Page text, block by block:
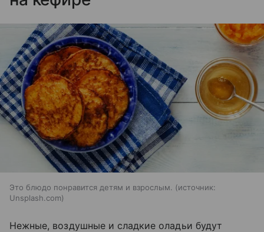
Это блюдо понравится детям и взрослым.
источник:
Unsplash.com
Нежные, воздушные и сладкие оладьи будут